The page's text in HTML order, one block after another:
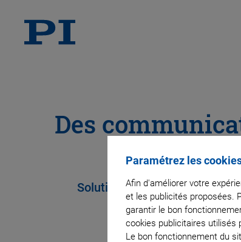
Paramétrez les
Afin d'améliorer votre
et les publicités proposées.
garantir le bon
cookies publicitaires utilisés
Le bon fonctionnement du
Des
Solutions de miroirs